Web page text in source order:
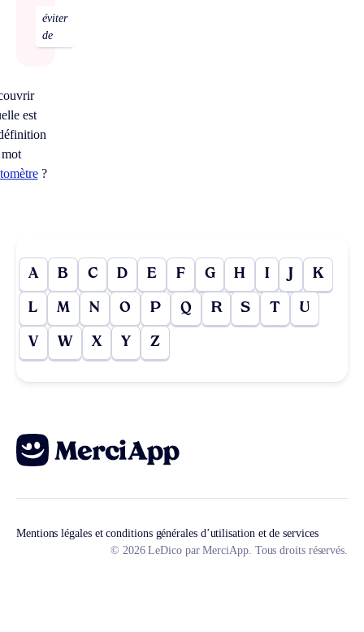
éviter
de
est
?
A B C D E F G H I J K
L M N O P Q R S T U
V W X Y Z
Mentions légales et conditions générales d’utilisation et de services
© 2026 LeDico par MerciApp. Tous droits réservés.